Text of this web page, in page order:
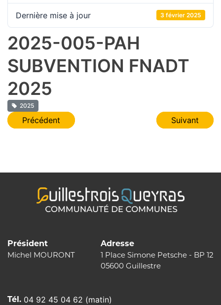
Dernière mise à jour 3 février 2025
2025-005-PAH
SUBVENTION FNADT
2025
2025
Navigation
Précédent Suivant
Président
Michel MOURONT
Adresse
1 Place Simone Petsche - BP 12
05600 Guillestre
Tél. 04 92 45 04 62 (matin)